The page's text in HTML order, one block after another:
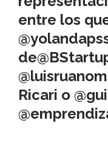
entre los
de
Ricari o